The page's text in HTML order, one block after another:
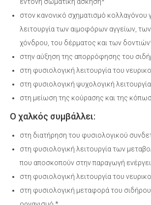
στον κανονικό σχηµατισµό κολλαγόνου
λειτουργία των αιµοφόρων αγγείων,
χόνδρου, του δέρµατος και των
στην αύξηση της απορρόφησης του
στη φυσιολογική λειτουργία του
στη φυσιολογική ψυχολογική
στη µείωση της κούρασης και της
Ο χαλκός συμβάλλει:
στη διατήρηση του φυσιολογικού
στη φυσιολογική λειτουργία των
που αποσκοπούν στην παραγωγή
στη φυσιολογική λειτουργία του
στη φυσιολογική μεταφορά του